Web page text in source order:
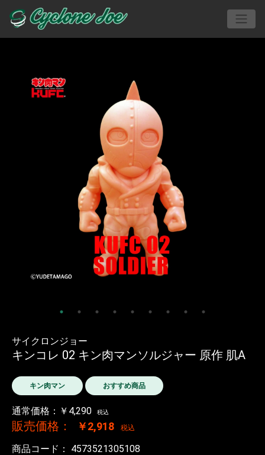
サイクロンジョー
キンコレ 02 キン肉マンソルジャー 原作 肌A
キン肉マン おすすめ商品
通常価格：￥4,290 税込
販売価格： ￥2,918 税込
商品コード： 4573521305108